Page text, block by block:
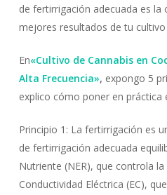
de fertirrigación adecuada es la
mejores resultados de tu
En«Cultivo de Cannabis en
Alta Frecuencia», expongo 5
explico cómo poner en práctica
Principio 1: La fertirrigación es
de fertirrigación adecuada
Nutriente (NER), que controla
Conductividad Eléctrica (EC),